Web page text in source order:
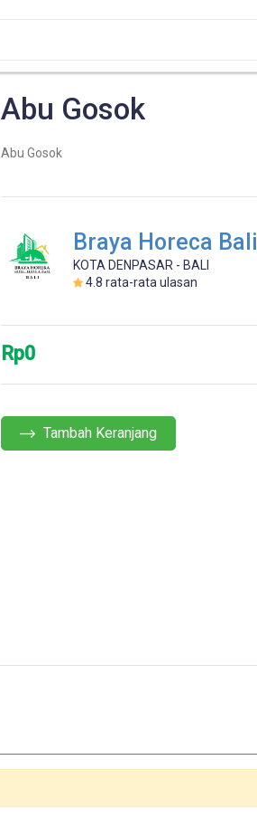
Abu Gosok
Abu Gosok
Braya Horeca Bali
KOTA DENPASAR - BALI
4.8 rata-rata ulasan
Rp0
Tambah Keranjang